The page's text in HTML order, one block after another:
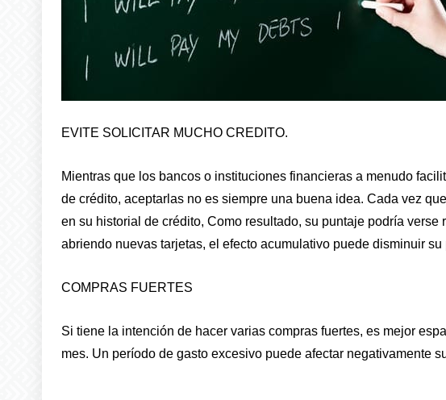
EVITE SOLICITAR MUCHO CREDITO.
Mientras que los bancos o instituciones financieras a menudo
de crédito, aceptarlas no es siempre una buena idea. Cada vez
en su historial de crédito, Como resultado, su puntaje podría
abriendo nuevas tarjetas, el efecto acumulativo puede disminuir
COMPRAS FUERTES
Si tiene la intención de hacer varias compras fuertes, es mejor
mes. Un período de gasto excesivo puede afectar negativamente